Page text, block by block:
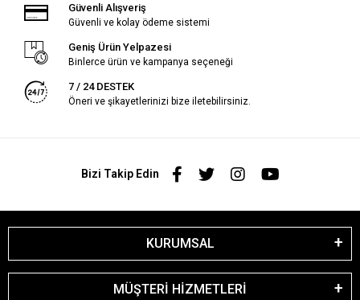
Güvenli Alışveriş
Güvenli ve kolay ödeme sistemi
Geniş Ürün Yelpazesi
Binlerce ürün ve kampanya seçeneği
7 / 24 DESTEK
Öneri ve şikayetlerinizi bize iletebilirsiniz.
Bizi Takip Edin
KURUMSAL
MÜŞTERİ HİZMETLERİ